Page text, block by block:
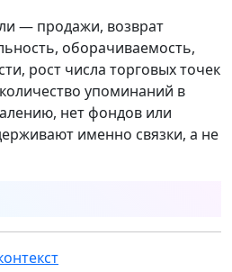
— продажи, возврат
оборачиваемость,
рост числа торговых точек
упоминаний в
нет фондов или
именно связки, а не